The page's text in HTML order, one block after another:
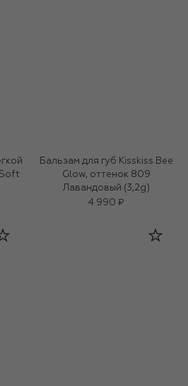
Бальзам для губ Kisskiss Bee
Glow, оттенок 809
Лавандовый (3,2g)
4 990 ₽